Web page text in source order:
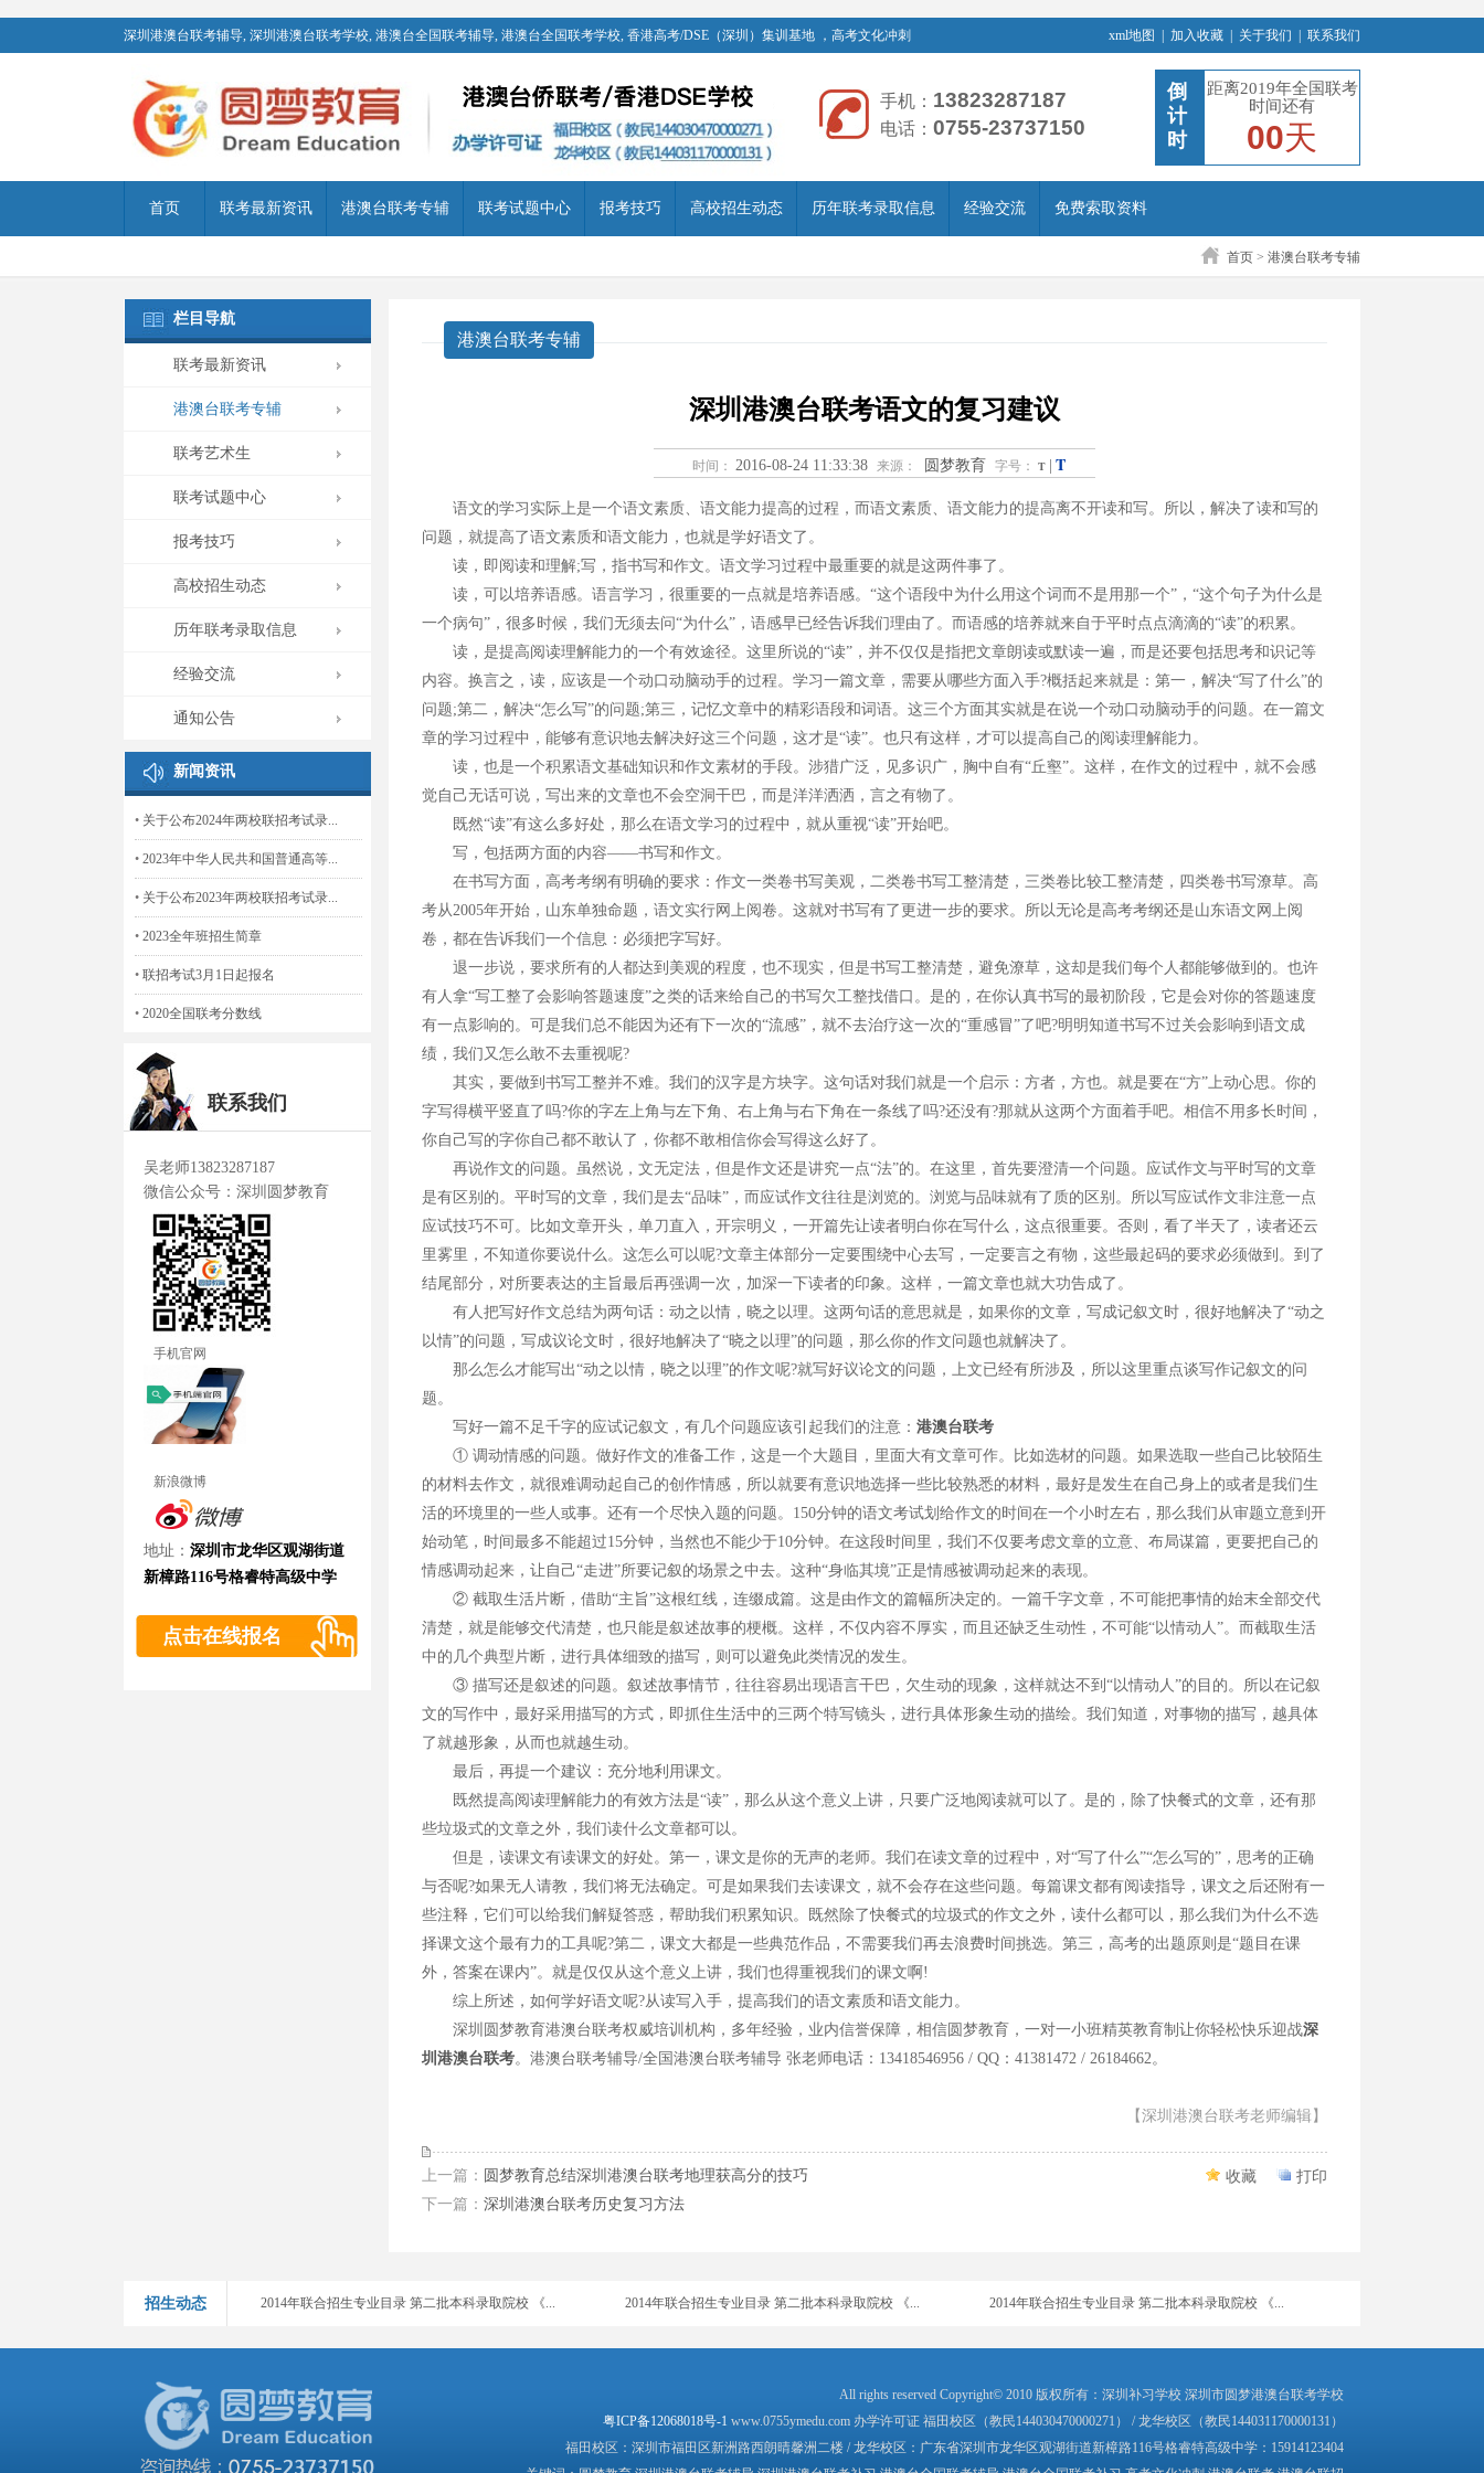
深圳港澳台联考辅导, 深圳港澳台联考学校, 港澳台全国联考辅导, 港澳台全国联考学校, 香港高考/DSE（深圳）集训基地 ，高考文化冲刺 xml地图 加入收藏 关于我们 联系我们
手机： 13823287187
电话： 0755-23737150
倒
计
时
距离2019年全国联考
时间还有
00天
首页 联考最新资讯 港澳台联考专辅 联考试题中心 报考技巧 高校招生动态 历年联考录取信息 经验交流 免费索取资料
首页 > 港澳台联考专辅
栏目导航
联考最新资讯
港澳台联考专辅
联考艺术生
联考试题中心
报考技巧
高校招生动态
历年联考录取信息
经验交流
通知公告
新闻资讯
• 关于公布2024年两校联招考试录...
• 2023年中华人民共和国普通高等...
• 关于公布2023年两校联招考试录...
• 2023全年班招生简章
• 联招考试3月1日起报名
• 2020全国联考分数线
联系我们
吴老师13823287187
微信公众号：深圳圆梦教育
手机官网
新浪微博
地址： 深圳市龙华区观湖街道
新樟路116号格睿特高级中学
点击在线报名
港澳台联考专辅
深圳港澳台联考语文的复习建议
时间： 2016-08-24 11:33:38 来源： 圆梦教育 字号： T T
语文的学习实际上是一个语文素质、语文能力提高的过程，而语文素质、语文能力的提高离不开读和写。所以，解决了读和写的
问题，就提高了语文素质和语文能力，也就是学好语文了。
读，即阅读和理解;写，指书写和作文。语文学习过程中最重要的就是这两件事了。
读，可以培养语感。语言学习，很重要的一点就是培养语感。“这个语段中为什么用这个词而不是用那一个”，“这个句子为什么是
一个病句”，很多时候，我们无须去问“为什么”，语感早已经告诉我们理由了。而语感的培养就来自于平时点点滴滴的“读”的积累。
读，是提高阅读理解能力的一个有效途径。这里所说的“读”，并不仅仅是指把文章朗读或默读一遍，而是还要包括思考和识记等
内容。换言之，读，应该是一个动口动脑动手的过程。学习一篇文章，需要从哪些方面入手?概括起来就是：第一，解决“写了什么”的
问题;第二，解决“怎么写”的问题;第三，记忆文章中的精彩语段和词语。这三个方面其实就是在说一个动口动脑动手的问题。在一篇文
章的学习过程中，能够有意识地去解决好这三个问题，这才是“读”。也只有这样，才可以提高自己的阅读理解能力。
读，也是一个积累语文基础知识和作文素材的手段。涉猎广泛，见多识广，胸中自有“丘壑”。这样，在作文的过程中，就不会感
觉自己无话可说，写出来的文章也不会空洞干巴，而是洋洋洒洒，言之有物了。
既然“读”有这么多好处，那么在语文学习的过程中，就从重视“读”开始吧。
写，包括两方面的内容——书写和作文。
在书写方面，高考考纲有明确的要求：作文一类卷书写美观，二类卷书写工整清楚，三类卷比较工整清楚，四类卷书写潦草。高
考从2005年开始，山东单独命题，语文实行网上阅卷。这就对书写有了更进一步的要求。所以无论是高考考纲还是山东语文网上阅
卷，都在告诉我们一个信息：必须把字写好。
退一步说，要求所有的人都达到美观的程度，也不现实，但是书写工整清楚，避免潦草，这却是我们每个人都能够做到的。也许
有人拿“写工整了会影响答题速度”之类的话来给自己的书写欠工整找借口。是的，在你认真书写的最初阶段，它是会对你的答题速度
有一点影响的。可是我们总不能因为还有下一次的“流感”，就不去治疗这一次的“重感冒”了吧?明明知道书写不过关会影响到语文成
绩，我们又怎么敢不去重视呢?
其实，要做到书写工整并不难。我们的汉字是方块字。这句话对我们就是一个启示：方者，方也。就是要在“方”上动心思。你的
字写得横平竖直了吗?你的字左上角与左下角、右上角与右下角在一条线了吗?还没有?那就从这两个方面着手吧。相信不用多长时间，
你自己写的字你自己都不敢认了，你都不敢相信你会写得这么好了。
再说作文的问题。虽然说，文无定法，但是作文还是讲究一点“法”的。在这里，首先要澄清一个问题。应试作文与平时写的文章
是有区别的。平时写的文章，我们是去“品味”，而应试作文往往是浏览的。浏览与品味就有了质的区别。所以写应试作文非注意一点
应试技巧不可。比如文章开头，单刀直入，开宗明义，一开篇先让读者明白你在写什么，这点很重要。否则，看了半天了，读者还云
里雾里，不知道你要说什么。这怎么可以呢?文章主体部分一定要围绕中心去写，一定要言之有物，这些最起码的要求必须做到。到了
结尾部分，对所要表达的主旨最后再强调一次，加深一下读者的印象。这样，一篇文章也就大功告成了。
有人把写好作文总结为两句话：动之以情，晓之以理。这两句话的意思就是，如果你的文章，写成记叙文时，很好地解决了“动之
以情”的问题，写成议论文时，很好地解决了“晓之以理”的问题，那么你的作文问题也就解决了。
那么怎么才能写出“动之以情，晓之以理”的作文呢?就写好议论文的问题，上文已经有所涉及，所以这里重点谈写作记叙文的问
题。
写好一篇不足千字的应试记叙文，有几个问题应该引起我们的注意： 港澳台联考
① 调动情感的问题。做好作文的准备工作，这是一个大题目，里面大有文章可作。比如选材的问题。如果选取一些自己比较陌生
的材料去作文，就很难调动起自己的创作情感，所以就要有意识地选择一些比较熟悉的材料，最好是发生在自己身上的或者是我们生
活的环境里的一些人或事。还有一个尽快入题的问题。150分钟的语文考试划给作文的时间在一个小时左右，那么我们从审题立意到开
始动笔，时间最多不能超过15分钟，当然也不能少于10分钟。在这段时间里，我们不仅要考虑文章的立意、布局谋篇，更要把自己的
情感调动起来，让自己“走进”所要记叙的场景之中去。这种“身临其境”正是情感被调动起来的表现。
② 截取生活片断，借助“主旨”这根红线，连缀成篇。这是由作文的篇幅所决定的。一篇千字文章，不可能把事情的始末全部交代
清楚，就是能够交代清楚，也只能是叙述故事的梗概。这样，不仅内容不厚实，而且还缺乏生动性，不可能“以情动人”。而截取生活
中的几个典型片断，进行具体细致的描写，则可以避免此类情况的发生。
③ 描写还是叙述的问题。叙述故事情节，往往容易出现语言干巴，欠生动的现象，这样就达不到“以情动人”的目的。所以在记叙
文的写作中，最好采用描写的方式，即抓住生活中的三两个特写镜头，进行具体形象生动的描绘。我们知道，对事物的描写，越具体
了就越形象，从而也就越生动。
最后，再提一个建议：充分地利用课文。
既然提高阅读理解能力的有效方法是“读”，那么从这个意义上讲，只要广泛地阅读就可以了。是的，除了快餐式的文章，还有那
些垃圾式的文章之外，我们读什么文章都可以。
但是，读课文有读课文的好处。第一，课文是你的无声的老师。我们在读文章的过程中，对“写了什么”“怎么写的”，思考的正确
与否呢?如果无人请教，我们将无法确定。可是如果我们去读课文，就不会存在这些问题。每篇课文都有阅读指导，课文之后还附有一
些注释，它们可以给我们解疑答惑，帮助我们积累知识。既然除了快餐式的垃圾式的作文之外，读什么都可以，那么我们为什么不选
择课文这个最有力的工具呢?第二，课文大都是一些典范作品，不需要我们再去浪费时间挑选。第三，高考的出题原则是“题目在课
外，答案在课内”。就是仅仅从这个意义上讲，我们也得重视我们的课文啊!
综上所述，如何学好语文呢?从读写入手，提高我们的语文素质和语文能力。
深圳圆梦教育港澳台联考权威培训机构，多年经验，业内信誉保障，相信圆梦教育，一对一小班精英教育制让你轻松快乐迎战深
圳港澳台联考。港澳台联考辅导/全国港澳台联考辅导 张老师电话：13418546956 / QQ：41381472 / 26184662。
【深圳港澳台联考老师编辑】
上一篇： 圆梦教育总结深圳港澳台联考地理获高分的技巧
下一篇： 深圳港澳台联考历史复习方法
收藏 打印
招生动态
2015年中华人民共和国普通高等学校联合招收华侨...
2015年暨南大學招收香港學生招生簡章 2015年暨南大學招收澳門學生招生簡章 2014年中华人民共和国普通高等学校 联合招收华侨...
2014年联合招生专业目录 第二批本科录取院校 《... 2014年联合招生专业目录 第二批本科录取院校 《...
2014年联合招生专业目录 第二批本科录取院校 《... 2014年联合招生专业目录 第二批本科录取院校 《... 2014年联合招生专业目录 第二批本科录取院校 《...
2014年联合招生专业目录 第二批本科录取院校 《... 2014年联合招生专业目录 第二批本科录取院校 《... 2014年联合招生专业目录 第二批本科录取院校 《...
2014年联合招生专业目录 第二批本科录取院校 《... 2014年联合招生专业目录 第二批本科录取院校 《... 2014年联合招生专业目录 第二批本科录取院校 《...
2014年联合招生专业目录 第二批本科录取院校 《... 2014年联合招生专业目录 第一批本科录取院校 《... 2014年联合招生专业目录 第一批本科录取院校 《...
All rights reserved Copyright© 2010 版权所有：深圳补习学校 深圳市圆梦港澳台联考学校
粤ICP备12068018号-1 www.0755ymedu.com 办学许可证 福田校区（教民144030470000271） / 龙华校区（教民144031170000131）
福田校区：深圳市福田区新洲路西朗晴馨洲二楼 / 龙华校区：广东省深圳市龙华区观湖街道新樟路116号格睿特高级中学：15914123404